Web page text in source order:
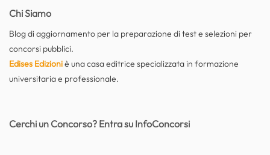
Chi Siamo
Blog di aggiornamento per la preparazione di test e selezioni per
concorsi pubblici.
Edises Edizioniè una casa editrice specializzata in formazione
universitaria e professionale.
Cerchi un Concorso? Entra su InfoConcorsi